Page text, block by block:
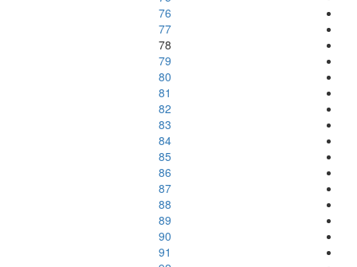
76
77
78
79
80
81
82
83
84
85
86
87
88
89
90
91